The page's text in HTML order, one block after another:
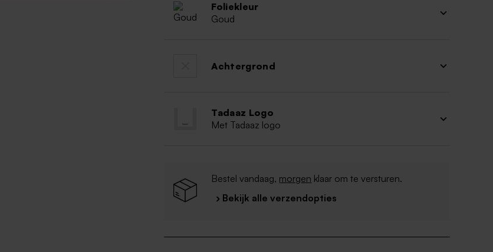
Foliekleur
Goud
Achtergrond
Tadaaz Logo
Met Tadaaz logo
Bestel vandaag, morgen klaar om te versturen.
› Bekijk alle verzendopties